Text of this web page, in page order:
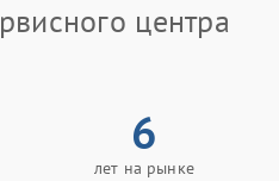
центра
6
лет на рынке